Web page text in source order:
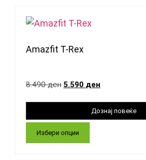
Amazfit T-Rex
8.490ден 5.590 ден
Избери опции